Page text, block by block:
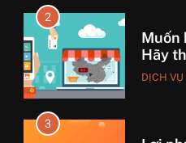
3
Lợi
chọn
Quốc
DỊCH VỤ
4